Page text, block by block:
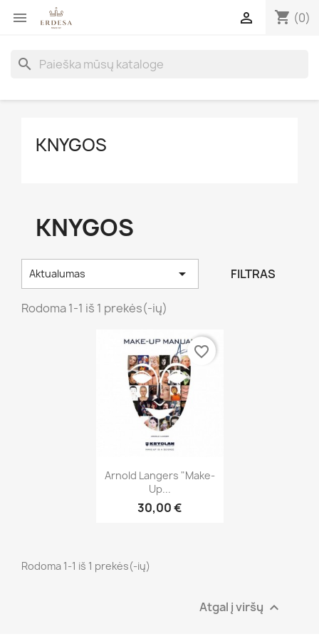
 shopping_cart (0)

search
KNYGOS
KNYGOS
Aktualumas  FILTRAS
Rodoma 1-1 iš 1 prekės(-ių)
Greita peržiūra
Arnold Langers "Make-
Up...
30,00 €
favorite_border
Rodoma 1-1 iš 1 prekės(-ių)
Atgal į viršų 